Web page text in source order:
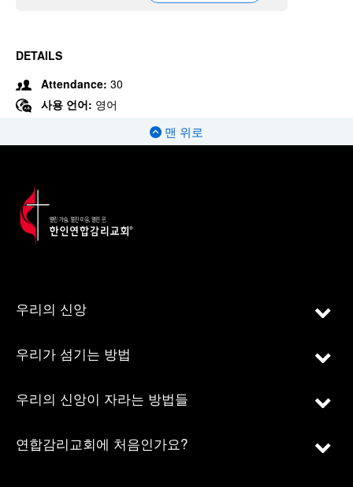
DETAILS
Attendance: 30
사용 언어: 영어
맨 위로
우리의 신앙
우리가 섬기는 방법
우리의 신앙이 자라는 방법들
연합감리교회에 처음인가요?